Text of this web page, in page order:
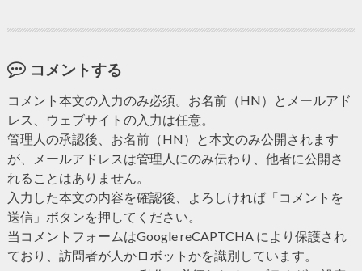
コメントする
コメント本文の入力のみ必須。お名前（HN）とメールアド
レス、ウェブサイトの入力は任意。
管理人の承認後、お名前（HN）と本文のみ公開されます
が、メールアドレスは管理人にのみ伝わり、他者に公開さ
れることはありません。
入力した本文の内容を確認後、よろしければ「コメントを
送信」ボタンを押してください。
当コメントフォームはGoogle reCAPTCHA により保護され
ており、訪問者が人かロボットかを識別しています。